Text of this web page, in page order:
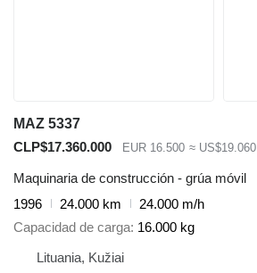
MAZ 5337
CLP$17.360.000
EUR 16.500 ≈ US$19.060
Maquinaria de construcción - grúa móvil
1996
24.000 km
24.000 m/h
Capacidad de carga 16.000 kg
Lituania, Kužiai